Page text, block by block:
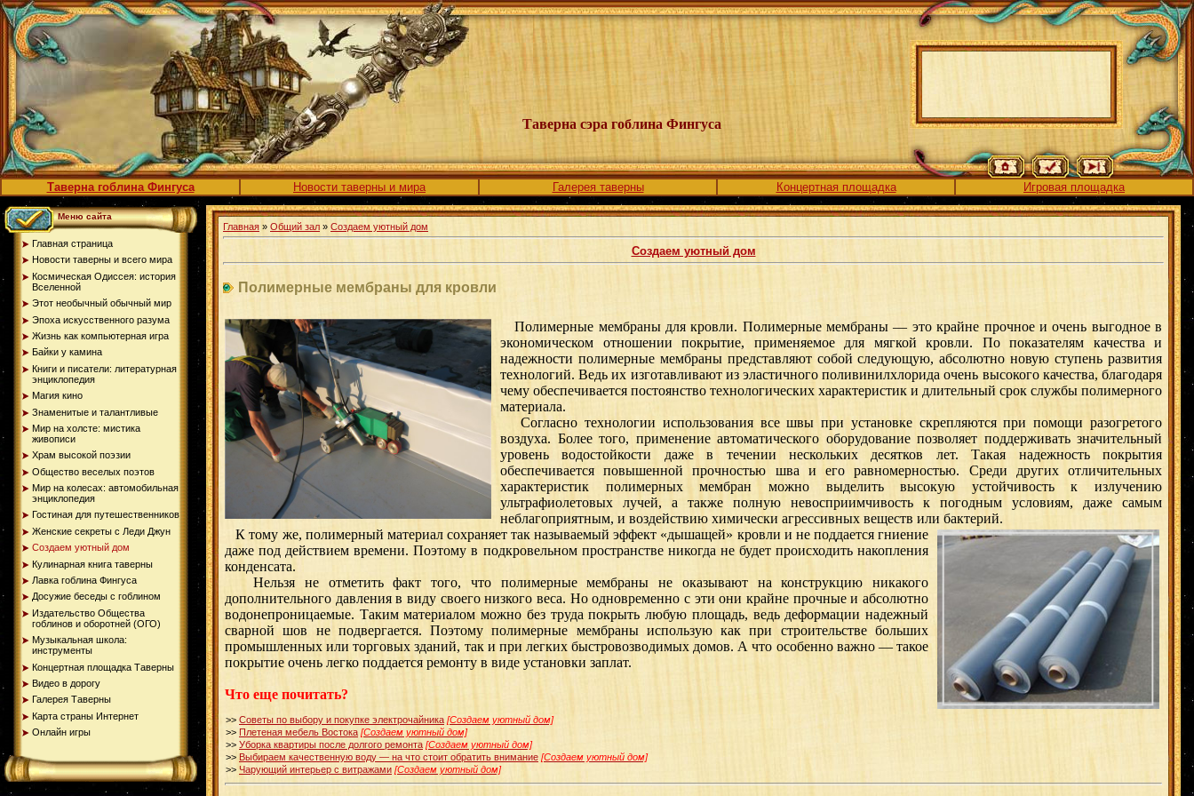
Таверна сэра гоблина Фингуса
Таверна гоблина Фингуса Новости таверны и мира Галерея таверны Концертная площадка Игровая площадка
Меню сайта
Главная страница
Новости таверны и всего мира
Космическая Одиссея: история
Вселенной
Этот необычный обычный мир
Эпоха искусственного разума
Жизнь как компьютерная игра
Байки у камина
Книги и писатели: литературная
энциклопедия
Магия кино
Знаменитые и талантливые
Мир на холсте: мистика
живописи
Храм высокой поэзии
Общество веселых поэтов
Мир на колесах: автомобильная
энциклопедия
Гостиная для путешественников
Женские секреты с Леди Джун
Создаем уютный дом
Кулинарная книга таверны
Лавка гоблина Фингуса
Досужие беседы с гоблином
Издательство Общества
гоблинов и оборотней (ОГО)
Музыкальная школа:
инструменты
Концертная площадка Таверны
Видео в дорогу
Галерея Таверны
Карта страны Интернет
Онлайн игры
Главная » Общий зал » Создаем уютный дом
Создаем уютный дом
Полимерные мембраны для кровли
Полимерные мембраны для кровли. Полимерные мембраны — это крайне прочное и очень выгодное в
экономическом отношении покрытие, применяемое для мягкой кровли. По показателям качества и
надежности полимерные мембраны представляют собой следующую, абсолютно новую ступень развития
технологий. Ведь их изготавливают из эластичного поливинилхлорида очень высокого качества, благодаря
чему обеспечивается постоянство технологических характеристик и длительный срок службы полимерного
материала.
Согласно технологии использования все швы при установке скрепляются при помощи разогретого
воздуха. Более того, применение автоматического оборудование позволяет поддерживать значительный
уровень водостойкости даже в течении нескольких десятков лет. Такая надежность покрытия
обеспечивается повышенной прочностью шва и его равномерностью. Среди других отличительных
характеристик полимерных мембран можно выделить высокую устойчивость к излучению
ультрафиолетовых лучей, а также полную невосприимчивость к погодным условиям, даже самым
неблагоприятным, и воздействию химически агрессивных веществ или бактерий.
К тому же, полимерный материал сохраняет так называемый эффект «дышащей» кровли и не поддается гниение
даже под действием времени. Поэтому в подкровельном пространстве никогда не будет происходить накопления
конденсата.
Нельзя не отметить факт того, что полимерные мембраны не оказывают на конструкцию никакого
дополнительного давления в виду своего низкого веса. Но одновременно с эти они крайне прочные и абсолютно
водонепроницаемые. Таким материалом можно без труда покрыть любую площадь, ведь деформации надежный
сварной шов не подвергается. Поэтому полимерные мембраны использую как при строительстве больших
промышленных или торговых зданий, так и при легких быстровозводимых домов. А что особенно важно — такое
покрытие очень легко поддается ремонту в виде установки заплат.
Что еще почитать?
>> Советы по выбору и покупке электрочайника [Создаем уютный дом]
>> Плетеная мебель Востока [Создаем уютный дом]
>> Уборка квартиры после долгого ремонта [Создаем уютный дом]
>> Выбираем качественную воду — на что стоит обратить внимание [Создаем уютный дом]
>> Чарующий интерьер с витражами [Создаем уютный дом]